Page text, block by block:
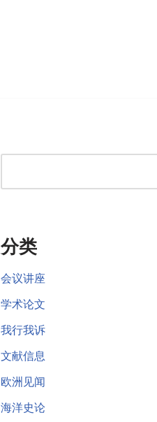
分类
会议讲座
学术论文
我行我诉
文献信息
欧洲见闻
海洋史论